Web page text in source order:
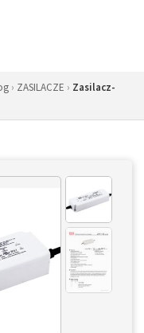
› ZASILACZE › Zasilacz-